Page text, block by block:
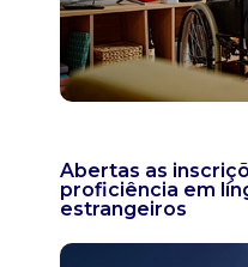
Abertas as
proficiência em
estrangeiros